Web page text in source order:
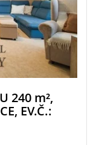
240 m²,
EV.Č.: